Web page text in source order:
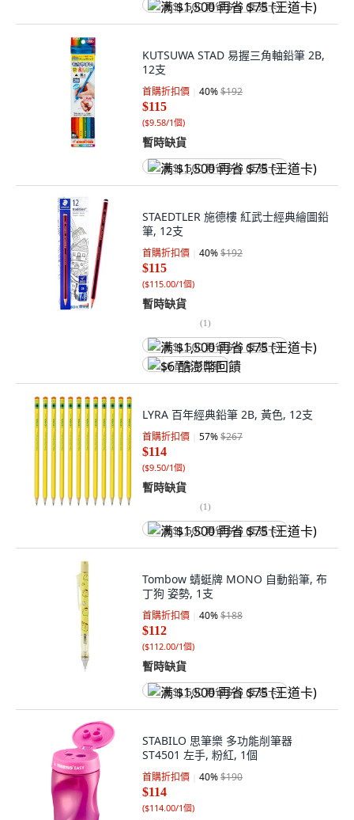
满 $1,500 再省 $75 (王道卡)
KUTSUWA STAD 易握三角軸鉛筆 2B,
12支
首購折扣價 40%$192
$115
($9.58/1個)
暫時缺貨
满 $1,500 再省 $75 (王道卡)
STAEDTLER 施德樓 紅武士經典繪圖鉛
筆, 12支
首購折扣價 40%$192
$115
($115.00/1個)
暫時缺貨
(1)
满 $1,500 再省 $75 (王道卡)
$6 酷澎幣回饋
LYRA 百年經典鉛筆 2B, 黃色, 12支
首購折扣價 57%$267
$114
($9.50/1個)
暫時缺貨
(1)
满 $1,500 再省 $75 (王道卡)
Tombow 蜻蜓牌 MONO 自動鉛筆, 布
丁狗 姿勢, 1支
首購折扣價 40%$188
$112
($112.00/1個)
暫時缺貨
满 $1,500 再省 $75 (王道卡)
STABILO 思筆樂 多功能削筆器
ST4501 左手, 粉紅, 1個
首購折扣價 40%$190
$114
($114.00/1個)